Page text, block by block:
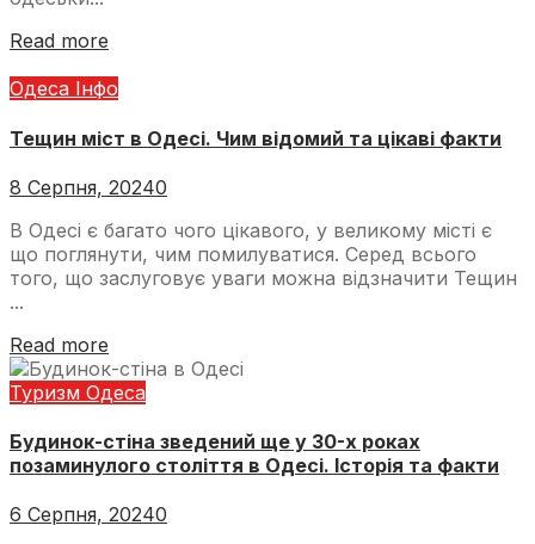
Read more
Одеса Інфо
Тещин міст в Одесі. Чим відомий та цікаві факти
8 Серпня, 20240
В Одесі є багато чого цікавого, у великому місті є
що поглянути, чим помилуватися. Серед всього
того, що заслуговує уваги можна відзначити Тещин
...
Read more
Туризм Одеса
Будинок-стіна зведений ще у 30-х роках
позаминулого століття в Одесі. Історія та факти
6 Серпня, 20240